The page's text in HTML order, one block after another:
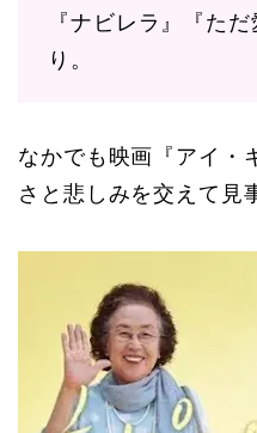
『ナビレラ』『た
り。
なかでも映画『アイ・
さと悲しみを交えて見